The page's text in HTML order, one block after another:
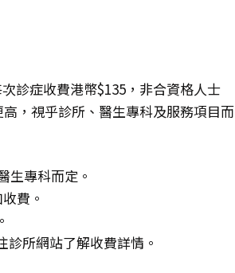
診症收費港幣$135，非合資格人士
，視乎診所、醫生專科及服務項目而
生專科而定。
費。
所網站了解收費詳情。